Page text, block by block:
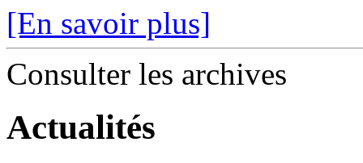
[En savoir plus]
Consulter les archives
Actualités